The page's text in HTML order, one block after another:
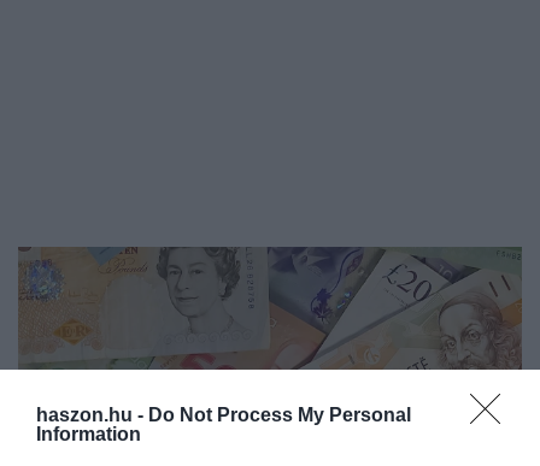
haszon.hu - Do Not Process My Personal
Information